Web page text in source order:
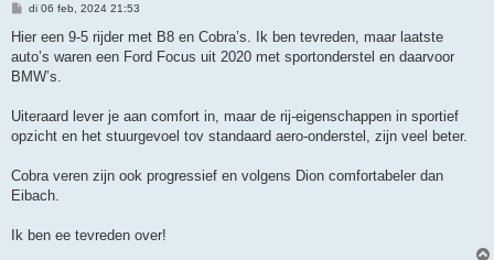
B
r
c
h
di 06 feb, 2024 21:53
Hier een 9-5 rijder met B8 en Cobra’s. Ik ben tevreden, maar laatste
auto’s waren een Ford Focus uit 2020 met sportonderstel en daarvoor
BMW’s.
Uiteraard lever je aan comfort in, maar de rij-eigenschappen in sportief
opzicht en het stuurgevoel tov standaard aero-onderstel, zijn veel beter.
Cobra veren zijn ook progressief en volgens Dion comfortabeler dan
Eibach.
Ik ben ee tevreden over!